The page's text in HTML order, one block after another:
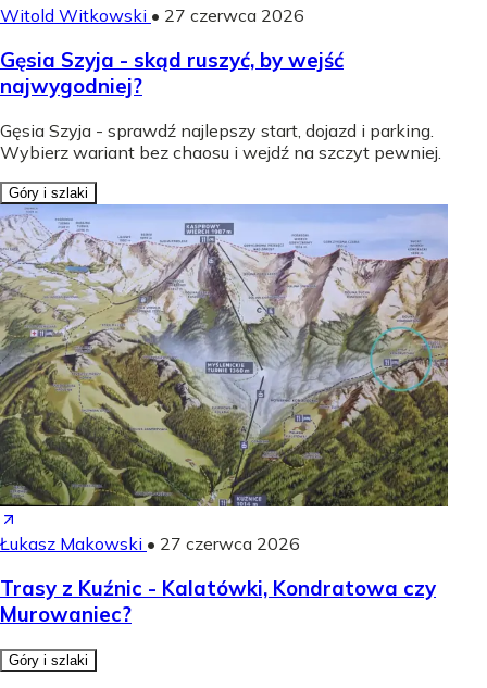
Witold Witkowski • 27 czerwca 2026
Gęsia Szyja - skąd ruszyć, by wejść
najwygodniej?
Gęsia Szyja - sprawdź najlepszy start, dojazd i parking.
Wybierz wariant bez chaosu i wejdź na szczyt pewniej.
Góry i szlaki
Łukasz Makowski • 27 czerwca 2026
Trasy z Kuźnic - Kalatówki, Kondratowa czy
Murowaniec?
Góry i szlaki